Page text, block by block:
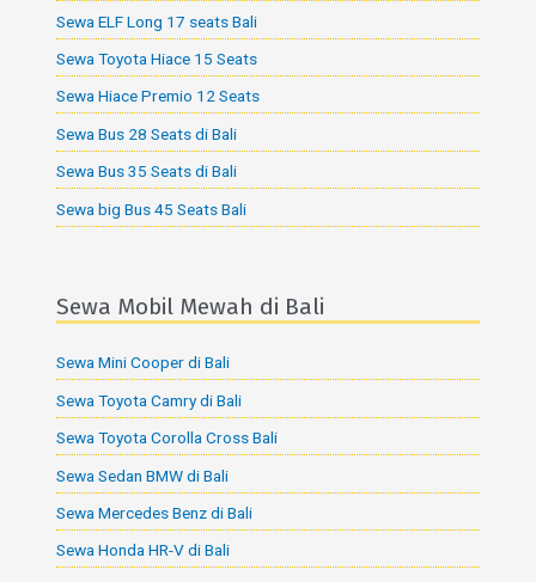
Sewa ELF Long 17 seats Bali
Sewa Toyota Hiace 15 Seats
Sewa Hiace Premio 12 Seats
Sewa Bus 28 Seats di Bali
Sewa Bus 35 Seats di Bali
Sewa big Bus 45 Seats Bali
Sewa Mobil Mewah di Bali
Sewa Mini Cooper di Bali
Sewa Toyota Camry di Bali
Sewa Toyota Corolla Cross Bali
Sewa Sedan BMW di Bali
Sewa Mercedes Benz di Bali
Sewa Honda HR-V di Bali